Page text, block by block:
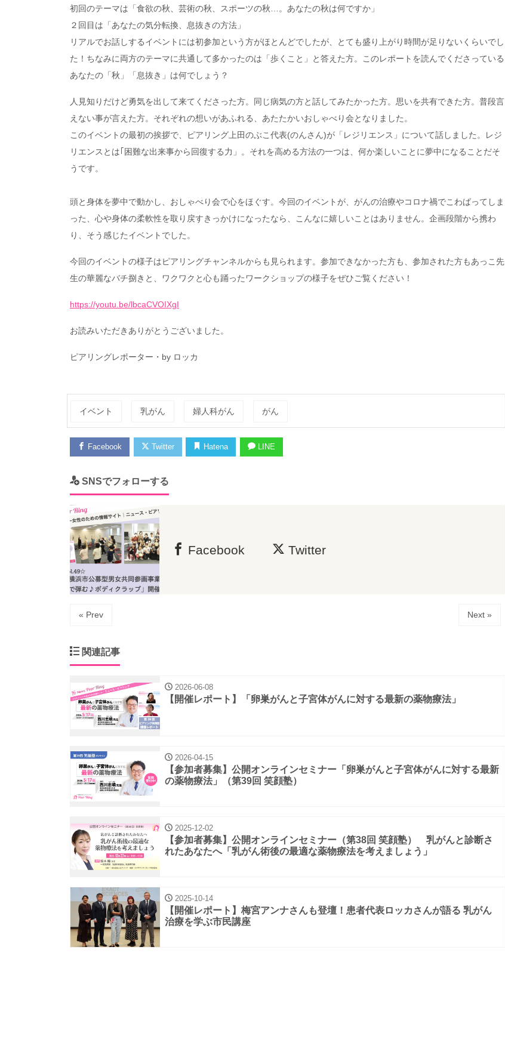
初回のテーマは「食欲の秋、芸術の秋、スポーツの秋…。あなたの秋は何ですか」
２回目は「あなたの気分転換、息抜きの方法」
リアルでお話しするイベントには初参加という方がほとんどでしたが、とても盛り上がり時間が足りないくらいでし
た！ちなみに両方のテーマに共通して多かったのは「歩くこと」と答えた方。このレポートを読んでくださっている
あなたの「秋」「息抜き」は何でしょう？
人見知りだけど勇気を出して来てくださった方。同じ病気の方と話してみたかった方。思いを共有できた方。普段言
えない事が言えた方。それぞれの想いがあふれる、あたたかいおしゃべり会となりました。
このイベントの最初の挨拶で、ピアリング上田のぶこ代表(のんさん)が「レジリエンス」について話しました。レジ
リエンスとは｢困難な出来事から回復する力」。それを高める方法の一つは、何か楽しいことに夢中になることだそ
うです。
頭と身体を夢中で動かし、おしゃべり会で心をほぐす。今回のイベントが、がんの治療やコロナ禍でこわばってしま
った、心や身体の柔軟性を取り戻すきっかけになったなら、こんなに嬉しいことはありません。企画段階から携わ
り、そう感じたイベントでした。
今回のイベントの様子はピアリングチャンネルからも見られます。参加できなかった方も、参加された方もあっこ先
生の華麗なバチ捌きと、ワクワクと心も踊ったワークショップの様子をぜひご覧ください！
https://youtu.be/lbcaCVOIXgI
お読みいただきありがとうございました。
ピアリングレポーター・by ロッカ
イベント 乳がん 婦人科がん がん
Facebook Twitter Hatena LINE
SNSでフォローする
Facebook Twitter
« Prev Next »
関連記事
2026-06-08
【開催レポート】「卵巣がんと子宮体がんに対する最新の薬物療法」
2026-04-15
【参加者募集】公開オンラインセミナー「卵巣がんと子宮体がんに対する最新
の薬物療法」（第39回 笑顔塾）
2025-12-02
【参加者募集】公開オンラインセミナー（第38回 笑顔塾） 乳がんと診断さ
れたあなたへ「乳がん術後の最適な薬物療法を考えましょう」
2025-10-14
【開催レポート】梅宮アンナさんも登壇！患者代表ロッカさんが語る 乳がん
治療を学ぶ市民講座